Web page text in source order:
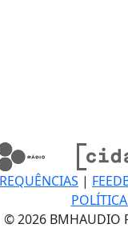
|
© 2026 BMHAUDIO